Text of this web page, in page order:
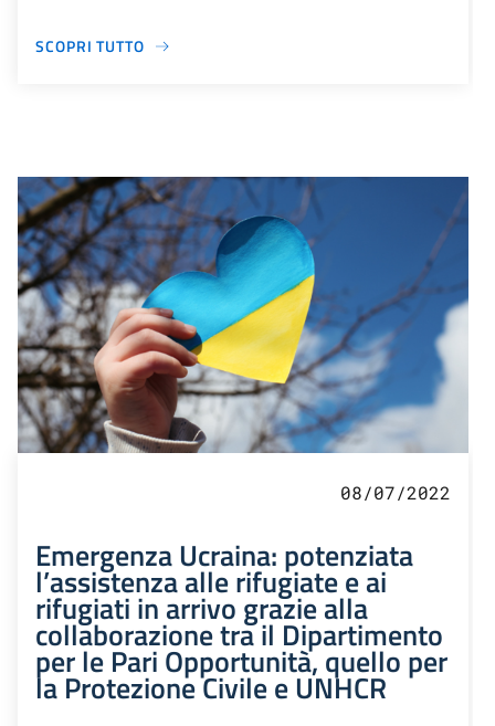
SCOPRI TUTTO
08/07/2022
Emergenza Ucraina: potenziata
l’assistenza alle rifugiate e ai
rifugiati in arrivo grazie alla
collaborazione tra il Dipartimento
per le Pari Opportunità, quello per
la Protezione Civile e UNHCR